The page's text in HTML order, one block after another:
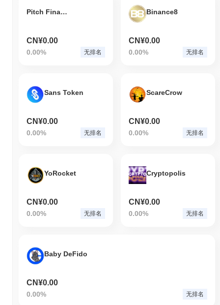
Pitch Finance Token
CN¥0.00
0.00% 无排名
Binance8
CN¥0.00
0.00% 无排名
Sans Token
CN¥0.00
0.00% 无排名
ScareCrow
CN¥0.00
0.00% 无排名
YoRocket
CN¥0.00
0.00% 无排名
Cryptopolis
CN¥0.00
0.00% 无排名
Baby DeFido
CN¥0.00
0.00% 无排名